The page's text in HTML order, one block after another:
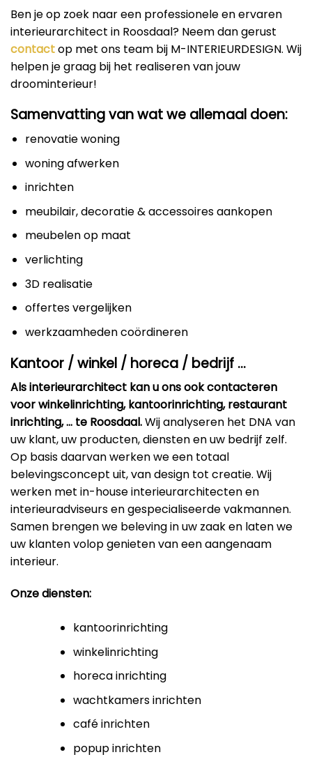
Ben je op zoek naar een professionele en ervaren
interieurarchitect in Roosdaal? Neem dan gerust
contactop met ons team bij M-INTERIEURDESIGN. Wij
helpen je graag bij het realiseren van jouw
droominterieur!
Samenvatting van wat we allemaal doen:
renovatie woning
woning afwerken
inrichten
meubilair, decoratie & accessoires aankopen
meubelen op maat
verlichting
3D realisatie
offertes vergelijken
werkzaamheden coördineren
Kantoor / winkel / horeca / bedrijf …
Als interieurarchitect kan u ons ook contacteren
voor winkelinrichting, kantoorinrichting, restaurant
inrichting, … te Roosdaal.Wij analyseren het DNA van
uw klant, uw producten, diensten en uw bedrijf zelf.
Op basis daarvan werken we een totaal
belevingsconcept uit, van design tot creatie. Wij
werken met in-house interieurarchitecten en
interieuradviseurs en gespecialiseerde vakmannen.
Samen brengen we beleving in uw zaak en laten we
uw klanten volop genieten van een aangenaam
interieur.
Onze diensten:
kantoorinrichting
winkelinrichting
horeca inrichting
wachtkamers inrichten
café inrichten
popup inrichten